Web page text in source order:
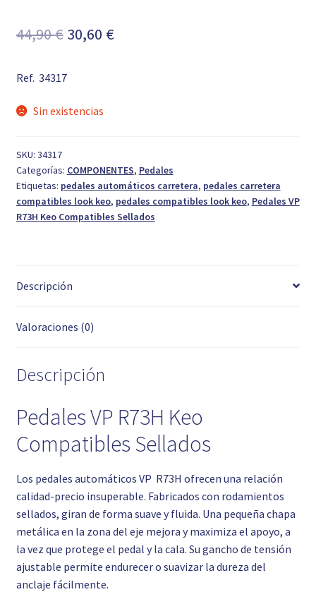
44,90€ El
era:
30,60 €El
Ref. 34317
Sin existencias
SKU: 34317
Categorías: COMPONENTES, Pedales
Etiquetas: pedales automáticos carretera, pedales carretera
compatibles look keo, pedales compatibles look keo, Pedales VP
R73H Keo Compatibles Sellados
Descripción
Valoraciones (0)
Descripción
Pedales VP R73H Keo
Compatibles Sellados
Los pedales automáticos VP R73H ofrecen una relación
calidad-precio insuperable. Fabricados con rodamientos
sellados, giran de forma suave y fluida. Una pequeña chapa
metálica en la zona del eje mejora y maximiza el apoyo, a
la vez que protege el pedal y la cala. Su gancho de tensión
ajustable permite endurecer o suavizar la dureza del
anclaje fácilmente.